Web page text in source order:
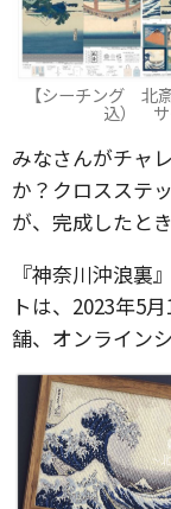
【シーチング 北
込） サ
みなさんがチャ
か？クロスステ
が、完成したと
『神奈川沖浪裏
トは、2023年5
舗、オンライン